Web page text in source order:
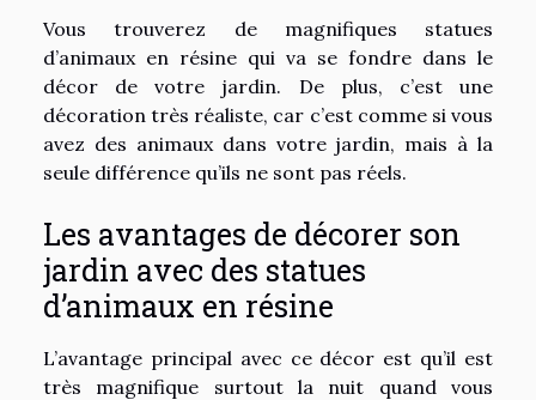
Vous trouverez de magnifiques statues
d’animaux en résine qui va se fondre dans le
décor de votre jardin. De plus, c’est une
décoration très réaliste, car c’est comme si vous
avez des animaux dans votre jardin, mais à la
seule différence qu’ils ne sont pas réels.
Les avantages de décorer son
jardin avec des statues
d’animaux en résine
L’avantage principal avec ce décor est qu’il est
très magnifique surtout la nuit quand vous